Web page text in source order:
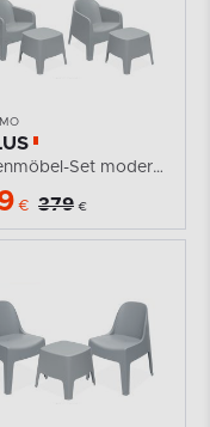
Gartenmöbel-Set modern Polypropylen grau
€ 379 €